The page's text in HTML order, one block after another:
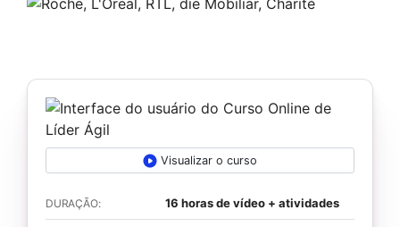
Visualizar o curso
DURAÇÃO: 16 horas de vídeo + atividades